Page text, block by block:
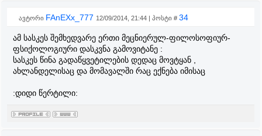
ავტორი FAnEXx_777 12/09/2014, 21:44 | პოსტი # 34
ამ სასკეს შემხედვარე ერთი მეცნიერულ-ფილოსოფიურ-
ფსიქოლოგიური დასკვნა გამოვიტანე :
სასკეს წინა გადაწყვეტილების დედაც მოვტყან ,
ახლანდელისაც და მომავალში რაც ექნება იმისაც
:დიდი წერტილი: